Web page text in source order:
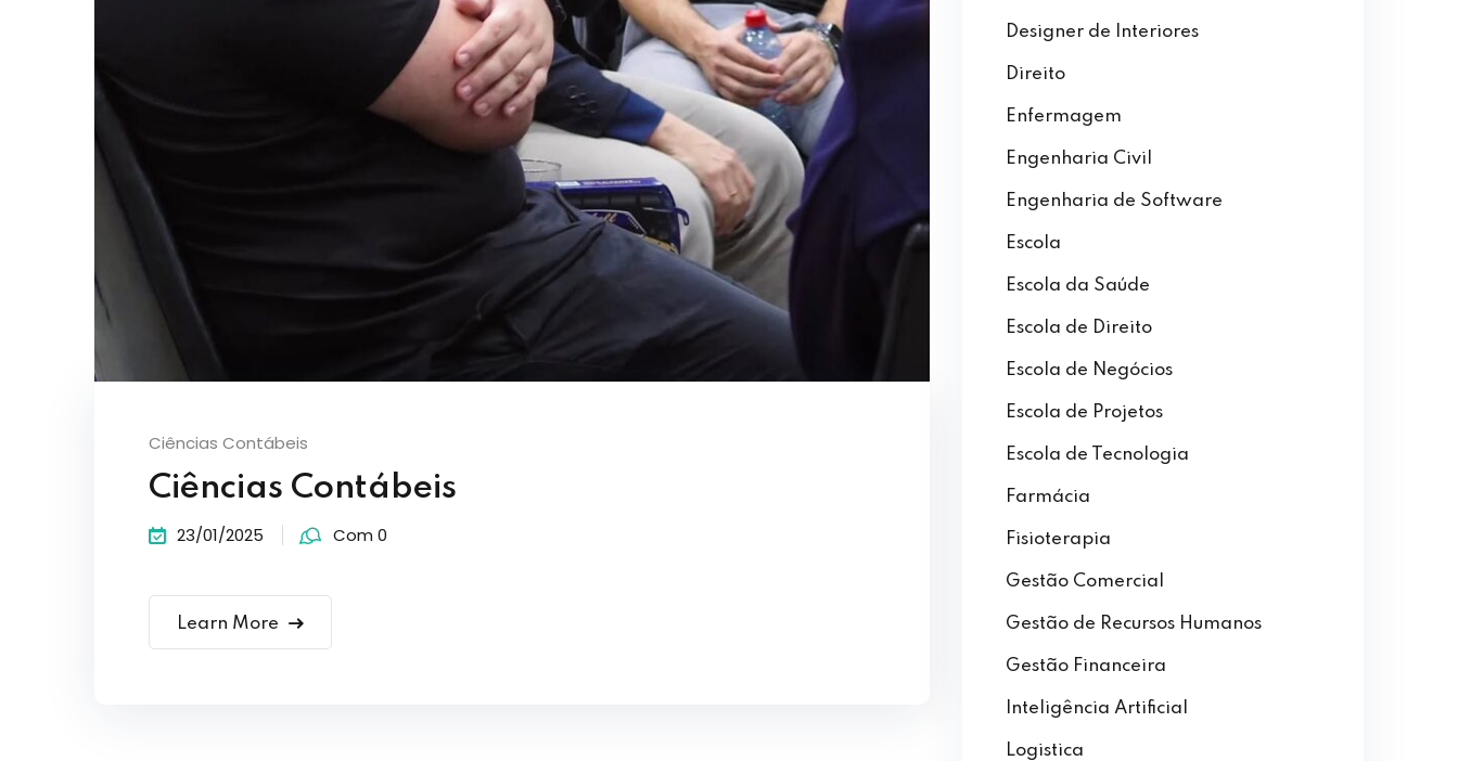
Ciências Contábeis
Ciências Contábeis
23/01/2025 Com 0
Learn More
Designer de Interiores
Direito
Enfermagem
Engenharia Civil
Engenharia de Software
Escola
Escola da Saúde
Escola de Direito
Escola de Negócios
Escola de Projetos
Escola de Tecnologia
Farmácia
Fisioterapia
Gestão Comercial
Gestão de Recursos Humanos
Gestão Financeira
Inteligência Artificial
Logistica